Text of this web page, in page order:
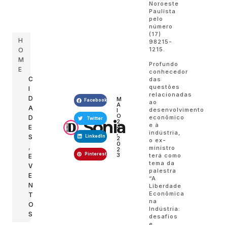
H
O
M
E
C
I
D
A
D
E
S
,
E
V
E
N
T
O
S
Sonia
Facebook
Twitter
LinkedIn
Pinterest
M
A
I
O
2
4
,
2
0
2
3
Noroeste
Paulista
pelo
número
(17)
98215-
1215.
Profundo
conhecedor
das
questões
relacionadas
ao
desenvolvimento
econômico
e à
indústria,
o ex-
ministro
terá como
tema da
palestra
“A
Liberdade
Econômica
na
Indústria:
desafios